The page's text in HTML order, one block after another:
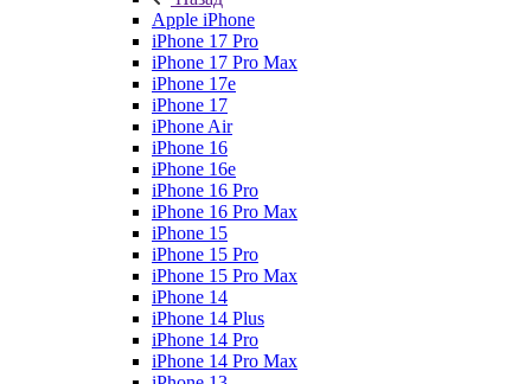
Apple iPhone
iPhone 17 Pro
iPhone 17 Pro Max
iPhone 17e
iPhone 17
iPhone Air
iPhone 16
iPhone 16e
iPhone 16 Pro
iPhone 16 Pro Max
iPhone 15
iPhone 15 Pro
iPhone 15 Pro Max
iPhone 14
iPhone 14 Plus
iPhone 14 Pro
iPhone 14 Pro Max